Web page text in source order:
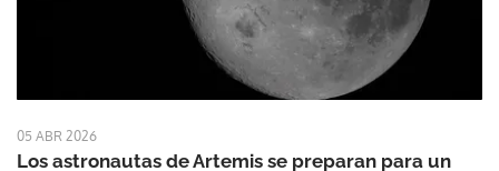
05 ABR 2026
Los astronautas de Artemis se preparan para un